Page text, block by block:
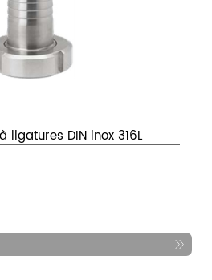
ligatures DIN inox 316L